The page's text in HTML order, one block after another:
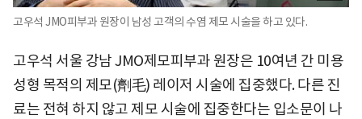
고우석 JMO피부과 원장이 남성 고객의 수염 제모 시술을 하고 있다.
고우석 서울 강남 JMO제모피부과 원장은 10여년 간 미용
성형 목적의 제모(劑毛) 레이저 시술에 집중했다. 다른 진
료는 전혀 하지 않고 제모 시술에 집중한다는 입소문이 나